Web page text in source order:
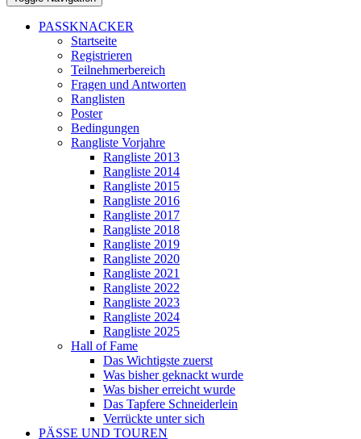
PASSKNACKER
Startseite
Registrieren
Teilnehmerbereich
Fragen und Antworten
Ranglisten
Poster
Bedingungen
Rangliste Vorjahre
Rangliste 2013
Rangliste 2014
Rangliste 2015
Rangliste 2016
Rangliste 2017
Rangliste 2018
Rangliste 2019
Rangliste 2020
Rangliste 2021
Rangliste 2022
Rangliste 2023
Rangliste 2024
Rangliste 2025
Hall of Fame
Das Wichtigste zuerst
Was bisher geknackt wurde
Was bisher erreicht wurde
Das Tapfere Schneiderlein
Verrückte unter sich
PÄSSE UND TOUREN